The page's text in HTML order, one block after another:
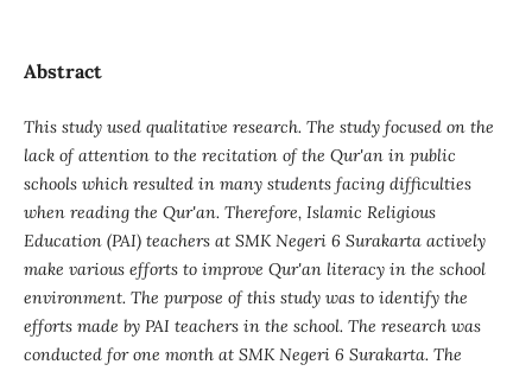
Abstract
This study used qualitative research. The study focused on the
lack of attention to the recitation of the Qur'an in public
schools which resulted in many students facing difficulties
when reading the Qur'an. Therefore, Islamic Religious
Education (PAI) teachers at SMK Negeri 6 Surakarta actively
make various efforts to improve Qur'an literacy in the school
environment. The purpose of this study was to identify the
efforts made by PAI teachers in the school. The research was
conducted for one month at SMK Negeri 6 Surakarta. The